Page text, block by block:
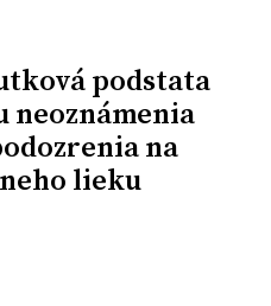
podstata
neoznámenia
na
lieku